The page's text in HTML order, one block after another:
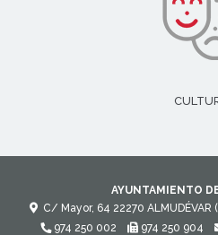
AYUNTAMIENTO
C/ Mayor, 64 22270 ALMUDÉVAR
974 250 002
974 250 904